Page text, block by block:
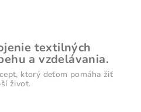
textilných
a vzdelávania.
ktorý deťom pomáha žiť
život.